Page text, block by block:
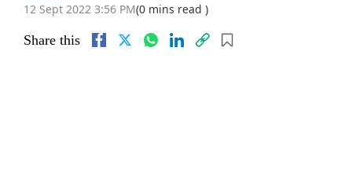
12 Sept 2022 3:56 PM(0 mins read )
Share this